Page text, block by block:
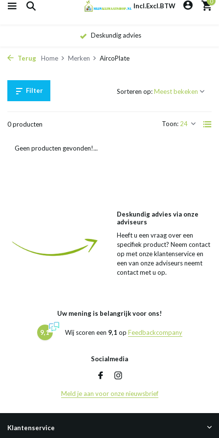
Incl.Excl.BTW
Deskundig advies
Terug Home Merken AircoPlate
Filter
0 producten Toon:
Sorteren op:
Geen producten gevonden!...
Deskundig advies via onze
adviseurs
Heeft u een vraag over een
specifiek product? Neem contact
op met onze klantenservice en
een van onze adviseurs neemt
contact met u op.
Uw mening is belangrijk voor ons!
9,1 Wij scoren een 9,1 op Feedbackcompany
Socialmedia
Meld je aan voor onze nieuwsbrief
Klantenservice